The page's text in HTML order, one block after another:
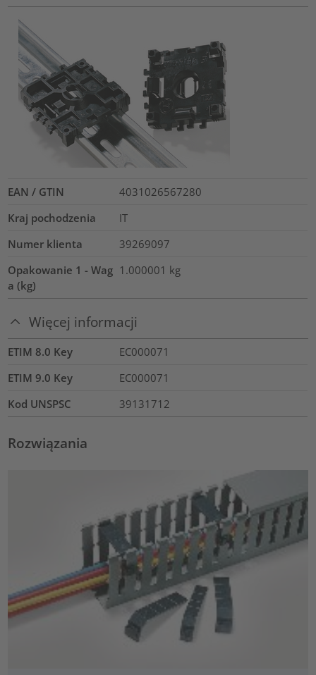
EAN / GTIN
4031026567280
Kraj pochodzenia
IT
Numer klienta
39269097
Opakowanie 1 - Wag
a (kg)
1.000001 kg
Więcej informacji
ETIM 8.0 Key
EC000071
ETIM 9.0 Key
EC000071
Kod UNSPSC
39131712
Rozwiązania